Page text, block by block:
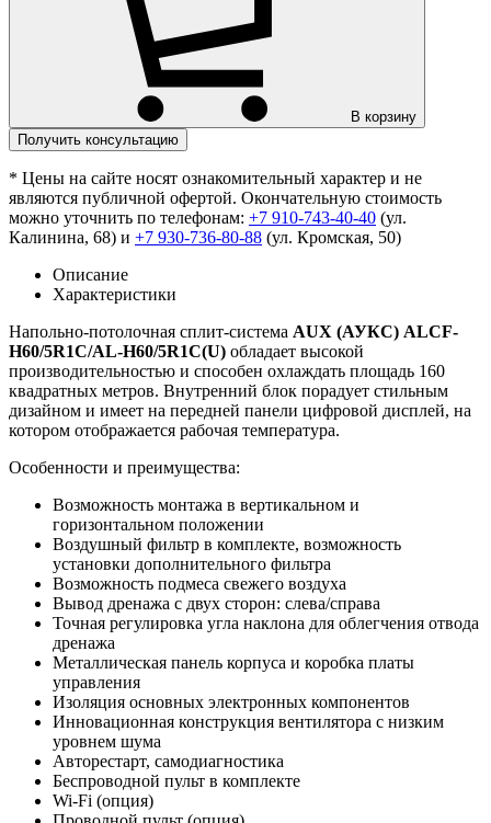
В корзину
Получить консультацию
* Цены на сайте носят ознакомительный характер и не
являются публичной офертой. Окончательную стоимость
можно уточнить по телефонам: +7 910-743-40-40 (ул.
Калинина, 68) и +7 930-736-80-88 (ул. Кромская, 50)
Описание
Характеристики
Напольно-потолочная сплит-система AUX (АУКС) ALCF-
H60/5R1С/AL-H60/5R1С(U) обладает высокой
производительностью и способен охлаждать площадь 160
квадратных метров. Внутренний блок порадует стильным
дизайном и имеет на передней панели цифровой дисплей, на
котором отображается рабочая температура.
Особенности и преимущества:
Возможность монтажа в вертикальном и
горизонтальном положении
Воздушный фильтр в комплекте, возможность
установки дополнительного фильтра
Возможность подмеса свежего воздуха
Вывод дренажа с двух сторон: слева/справа
Точная регулировка угла наклона для облегчения отвода
дренажа
Металлическая панель корпуса и коробка платы
управления
Изоляция основных электронных компонентов
Инновационная конструкция вентилятора с низким
уровнем шума
Авторестарт, самодиагностика
Беспроводной пульт в комплекте
Wi-Fi (опция)